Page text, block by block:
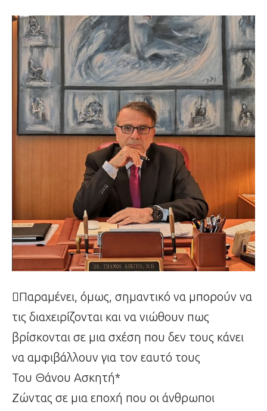
Παραμένει, όμως, σημαντικό να μπορούν να
τις διαχειρίζονται και να νιώθουν πως
βρίσκονται σε μια σχέση που δεν τους κάνει
να αμφιβάλλουν για τον εαυτό τους
Του Θάνου Ασκητή*
Ζώντας σε μια εποχή που οι άνθρωποι